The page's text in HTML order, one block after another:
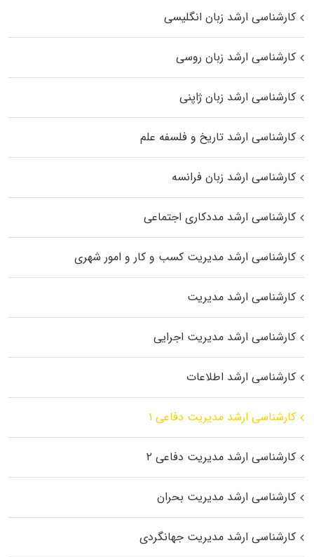
کارشناسی ارشد زبان انگلیسی
کارشناسی ارشد زبان روسی
کارشناسی ارشد زبان ژاپنی
کارشناسی ارشد تاریخ و فلسفه علم
کارشناسی ارشد زبان فرانسه
کارشناسی ارشد مددکاری اجتماعی
کارشناسی ارشد مدیریت کسب و کار و امور شهری
کارشناسی ارشد مدیریت
کارشناسی ارشد مدیریت اجرایی
کارشناسی ارشد اطلاعات
کارشناسی ارشد مدیریت دفاعی ۱
کارشناسی ارشد مدیریت دفاعی ۲
کارشناسی ارشد مدیریت بحران
کارشناسی ارشد مدیریت جهانگردی